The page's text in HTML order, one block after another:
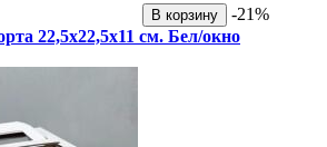
В корзину
-21%
22,5х22,5х11 см. Бел/окно